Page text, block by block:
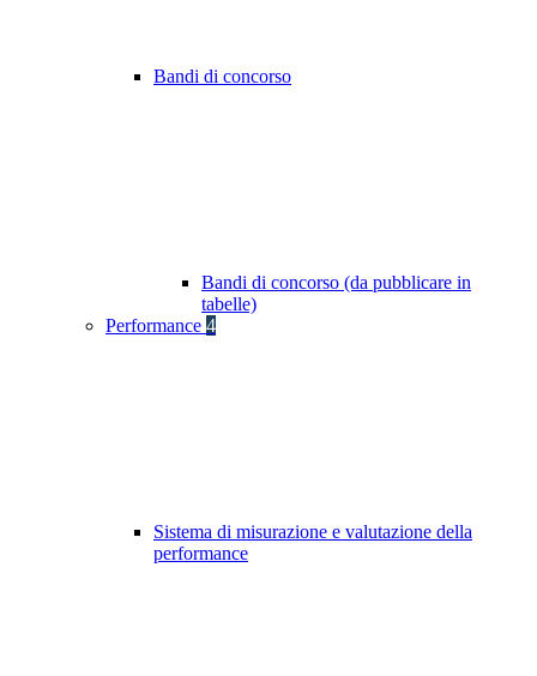
Bandi di concorso
Bandi di concorso (da pubblicare in
tabelle)
Performance 4
Sistema di misurazione e valutazione della
performance